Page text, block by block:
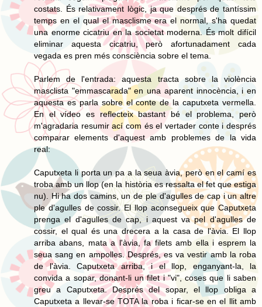
costats. És relativament lògic, ja que després de tantíssim
temps en el qual el masclisme era el normal, s'ha quedat
una enorme cicatriu en la societat moderna. És molt difícil
eliminar aquesta cicatriu, però afortunadament cada
vegada es pren més consciència sobre el tema.
Parlem de l'entrada: aquesta tracta sobre la violència
masclista "emmascarada" en una aparent innocència, i en
aquesta es parla sobre el conte de la caputxeta vermella.
En el vídeo es reflecteix bastant bé el problema, però
m'agradaria resumir ací com és el vertader conte i després
comparar elements d'aquest amb problemes de la vida
real:
Caputxeta li porta un pa a la seua àvia, però en el camí es
troba amb un llop (en la història es ressalta el fet que estiga
nu). Hi ha dos camins, un de ple d'agulles de cap i un altre
ple d'agulles de cossir. El llop aconsegueix que Caputxeta
prenga el d'agulles de cap, i aquest va pel d'agulles de
cossir, el qual és una drecera a la casa de l'àvia. El llop
arriba abans, mata a l'àvia, fa filets amb ella i esprem la
seua sang en ampolles. Després, es va vestir amb la roba
de l'àvia. Caputxeta arriba, i el llop, enganyant-la, la
convida a sopar, donant-li un filet i "vi", coses que li saben
greu a Caputxeta. Després del sopar, el llop obliga a
Caputxeta a llevar-se TOTA la roba i ficar-se en el llit amb